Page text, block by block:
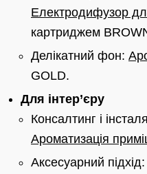
Електродифузор
картриджем
Делікатний фон:
GOLD.
Для інтер’єру
Консалтинг і
Ароматизація
Аксесуарний